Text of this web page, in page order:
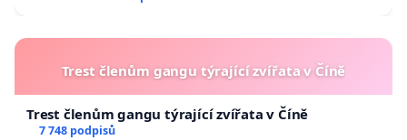
Trest členům gangu týrající zvířata v Číně
Trest členům gangu týrající zvířata v Číně
7 748 podpisů